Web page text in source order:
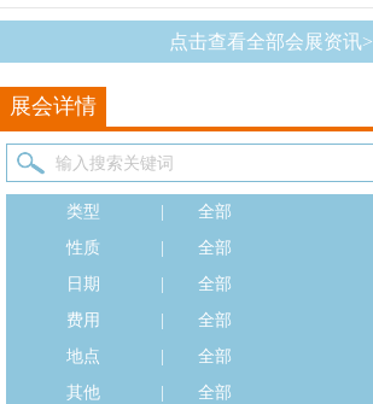
点击查看全部会展资讯>
展会详情
类型
全部
性质
全部
日期
全部
费用
全部
地点
全部
其他
全部